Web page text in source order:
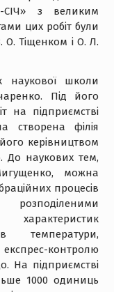
СІЧ» з великим
цих робіт були
О. Тіщенком і О. Л.
школи
Під його
на підприємстві
створена філія
керівництвом
До наукових тем,
можна
процесів
температури,
контролю
На підприємстві
1000 одиниць